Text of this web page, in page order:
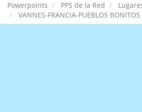
Powerpoints PPS de la Red
VANNES-FRANCIA-PUEBLOS BONITOS